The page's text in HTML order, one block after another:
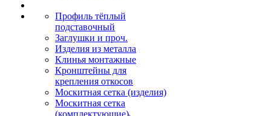
Профиль тёплый
подставочный
Заглушки и проч.
Изделия из металла
Клинья монтажные
Кронштейны для
крепления откосов
Москитная сетка (изделия)
Москитная сетка
(комплектующие)